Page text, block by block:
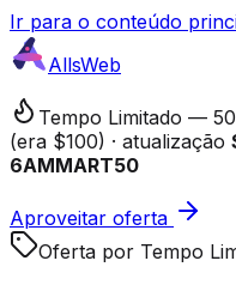
Ir para o conteúdo
AllsWeb
Tempo Limitado —
(era $100) · atualização
6AMMART50
Aproveitar oferta
Oferta por Tempo